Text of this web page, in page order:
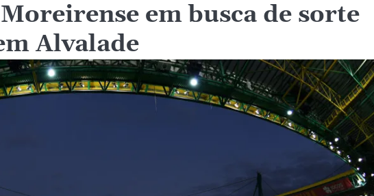
em busca de sorte
Alvalade